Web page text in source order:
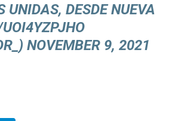
UNIDAS, DESDE NUEVA
NOVEMBER 9, 2021